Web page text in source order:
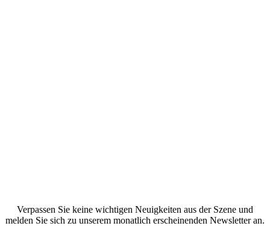
Verpassen Sie keine wichtigen Neuigkeiten aus der Szene und
melden Sie sich zu unserem monatlich erscheinenden Newsletter an.